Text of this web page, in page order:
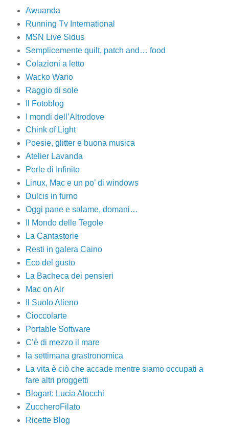
Awuanda
Running Tv International
MSN Live Sidus
Semplicemente quilt, patch and… food
Colazioni a letto
Wacko Wario
Raggio di sole
Il Fotoblog
I mondi dell’Altrodove
Chink of Light
Poesie, glitter e buona musica
Atelier Lavanda
Perle di Infinito
Linux, Mac e un po’ di windows
Dulcis in furno
Oggi pane e salame, domani…
Il Mondo delle Tegole
La Cantastorie
Resti in galera Caino
Eco del gusto
La Bacheca dei pensieri
Mac on Air
Il Suolo Alieno
Cioccolarte
Portable Software
C’è di mezzo il mare
la settimana grastronomica
La vita è ciò che accade mentre siamo occupati a
fare altri proggetti
Blogart: Lucia Alocchi
ZuccheroFilato
Ricette Blog